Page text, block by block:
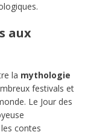
aux
la mythologie
festivals et
Le Jour des
contes